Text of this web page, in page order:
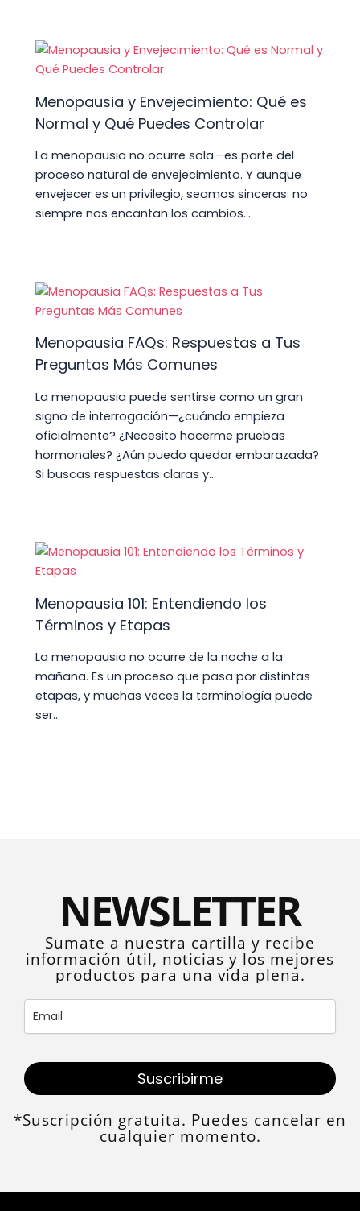
Menopausia y Envejecimiento: Qué es
Normal y Qué Puedes Controlar
La menopausia no ocurre sola—es parte del
proceso natural de envejecimiento. Y aunque
envejecer es un privilegio, seamos sinceras: no
siempre nos encantan los cambios…
Menopausia FAQs: Respuestas a Tus
Preguntas Más Comunes
La menopausia puede sentirse como un gran
signo de interrogación—¿cuándo empieza
oficialmente? ¿Necesito hacerme pruebas
hormonales? ¿Aún puedo quedar embarazada?
Si buscas respuestas claras y…
Menopausia 101: Entendiendo los
Términos y Etapas
La menopausia no ocurre de la noche a la
mañana. Es un proceso que pasa por distintas
etapas, y muchas veces la terminología puede
ser…
NEWSLETTER
Sumate a nuestra cartilla y recibe
información útil, noticias y los mejores
productos para una vida plena.
Suscribirme
*Suscripción gratuita. Puedes cancelar en
cualquier momento.